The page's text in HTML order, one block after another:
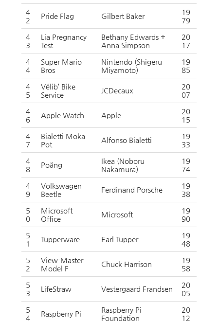
4
2
Pride Flag Gilbert Baker
19
79
4
3
Lia Pregnancy
Test
Bethany Edwards +
Anna Simpson
20
17
4
4
Super Mario
Bros
Nintendo (Shigeru
Miyamoto)
19
85
4
5
Vélib’ Bike
Service
JCDecaux
20
07
4
6
Apple Watch Apple
20
15
4
7
Bialetti Moka
Pot
Alfonso Bialetti
19
33
4
8
Poäng
Ikea (Noboru
Nakamura)
19
74
4
9
Volkswagen
Beetle
Ferdinand Porsche
19
38
5
0
Microsoft
Office
Microsoft
19
90
5
1
Tupperware Earl Tupper
19
48
5
2
View-Master
Model F
Chuck Harrison
19
58
5
3
LifeStraw Vestergaard Frandsen
20
05
5
4
Raspberry Pi
Raspberry Pi
Foundation
20
12